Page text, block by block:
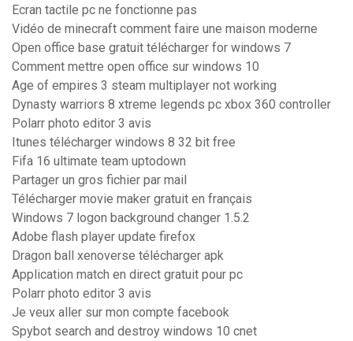
Ecran tactile pc ne fonctionne pas
Vidéo de minecraft comment faire une maison moderne
Open office base gratuit télécharger for windows 7
Comment mettre open office sur windows 10
Age of empires 3 steam multiplayer not working
Dynasty warriors 8 xtreme legends pc xbox 360 controller
Polarr photo editor 3 avis
Itunes télécharger windows 8 32 bit free
Fifa 16 ultimate team uptodown
Partager un gros fichier par mail
Télécharger movie maker gratuit en français
Windows 7 logon background changer 1.5.2
Adobe flash player update firefox
Dragon ball xenoverse télécharger apk
Application match en direct gratuit pour pc
Polarr photo editor 3 avis
Je veux aller sur mon compte facebook
Spybot search and destroy windows 10 cnet